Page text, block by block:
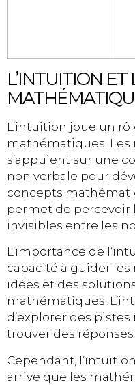
L’INTUITION ET
L’intuition joue un
mathématiques.
s’appuient sur une
non verbale pour
concepts
permet de percevoir
invisibles entre les
L’importance de
capacité à guider
idées et des
mathématiques.
d’explorer des
trouver des
Cependant,
arrive que les